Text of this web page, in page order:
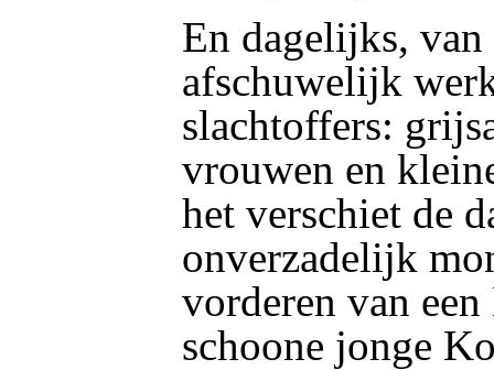
En dagelijks,
afschuwelijk
slachtoffers:
vrouwen en
het verschiet de
onverzadelijk
vorderen van
schoone jonge